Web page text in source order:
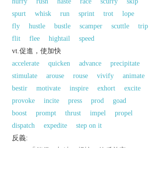
spurt
whisk run sprint trot
lope
fly
hustle bustle scamper scuttle
trip
flit
flee hightail
speed
vt.促進，使加快
accelerate
quicken advance
precipitate
stimulate
arouse rouse vivify
animate
bestir
motivate inspire exhort
excite
provoke
incite press prod
goad
boost
prompt thrust impel
propel
dispatch
expedite
step on it
反義: